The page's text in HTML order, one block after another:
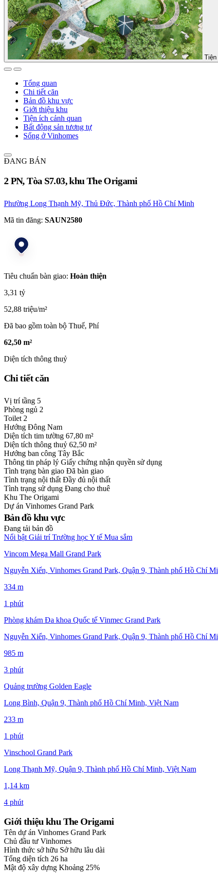
Tổng quan
Chi tiết căn
Bản đồ khu vực
Giới thiệu khu
Tiện ích cảnh quan
Bất động sản tương tự
Sống ở Vinhomes
ĐANG BÁN
2 PN, Tòa S7.03, khu The Origami
Phường Long Thạnh Mỹ, Thủ Đức, Thành phố Hồ Chí Minh
Mã tin đăng: SAUN2580
Tiêu chuẩn bàn giao: Hoàn thiện
3,31 tỷ
52,88 triệu/m²
Đã bao gồm toàn bộ Thuế, Phí
62,50 m²
Diện tích thông thuỷ
Chi tiết căn
Vị trí tầng 5
Phòng ngủ 2
Toilet 2
Hướng Đông Nam
Diện tích tim tường 67,80 m²
Diện tích thông thuỷ 62,50 m²
Hướng ban công Tây Bắc
Thông tin pháp lý Giấy chứng nhận quyền sử dụng
Tình trạng bàn giao Đã bàn giao
Tình trạng nội thất Đầy đủ nội thất
Tình trạng sử dụng Đang cho thuê
Khu The Origami
Dự án Vinhomes Grand Park
Bản đồ khu vực
Đang tải bản đồ
Nổi bật Giải trí Trường họcY tế Mua sắm
Vincom Mega Mall Grand Park
Nguyễn Xiển, Vinhomes Grand Park, Quận 9, Thành phố Hồ Chí
334 m
1 phút
Phòng khám Đa khoa Quốc tế Vinmec Grand Park
Nguyễn Xiển, Vinhomes Grand Park, Quận 9, Thành phố Hồ Chí
985 m
3 phút
Quảng trường Golden Eagle
Long Bình, Quận 9, Thành phố Hồ Chí Minh, Việt Nam
233 m
1 phút
Vinschool Grand Park
Long Thạnh Mỹ, Quận 9, Thành phố Hồ Chí Minh, Việt Nam
1,14 km
4 phút
Giới thiệu khu The Origami
Tên dự án Vinhomes Grand Park
Chủ đầu tư Vinhomes
Hình thức sở hữu Sở hữu lâu dài
Tổng diện tích 26 ha
Mật độ xây dựng Khoảng 25%